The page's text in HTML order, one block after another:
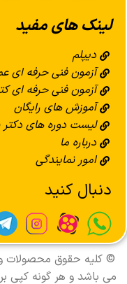
لینک های مفید
دیپلم
آزمون فنی حرفه ای
آزمون فنی حرفه ای
آموزش های رایگان
لیست دوره های دکتر
درباره ما
امور نمایندگی
دنبال کنید
© کليه حقوق محصولات
می باشد و هر گونه کپی